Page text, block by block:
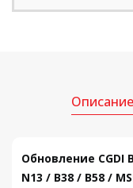
Описание
Обновление CGDI
N13 / B38 / B58 /